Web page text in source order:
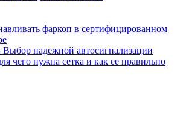
фаркоп в сертифицированном
Выбор надежной автосигнализации
чего нужна сетка и как ее правильно